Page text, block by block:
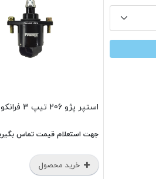
استپر پژو 206 تیپ 3 فرانکو
جهت استعلام قیمت تماس
خرید محصول